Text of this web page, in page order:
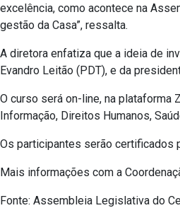
excelência, como acontece na
gestão da Casa”, ressalta.
A diretora enfatiza que a ideia de
Evandro Leitão (PDT), e da
O curso será on-line, na plataforma
Informação, Direitos Humanos,
Os participantes serão certificados
Mais informações com a
Fonte: Assembleia Legislativa do